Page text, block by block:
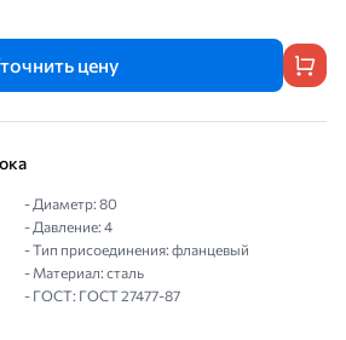
цену
- Диаметр: 80
- Давление: 4
- Тип присоединения: фланцевый
- Материал: сталь
- ГОСТ: ГОСТ 27477-87